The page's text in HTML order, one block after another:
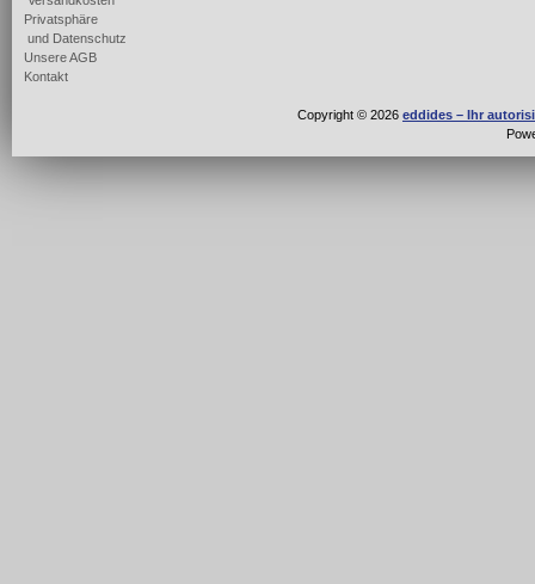
Privatsphäre
und Datenschutz
Unsere AGB
Kontakt
Copyright © 2026 eddides – Ihr